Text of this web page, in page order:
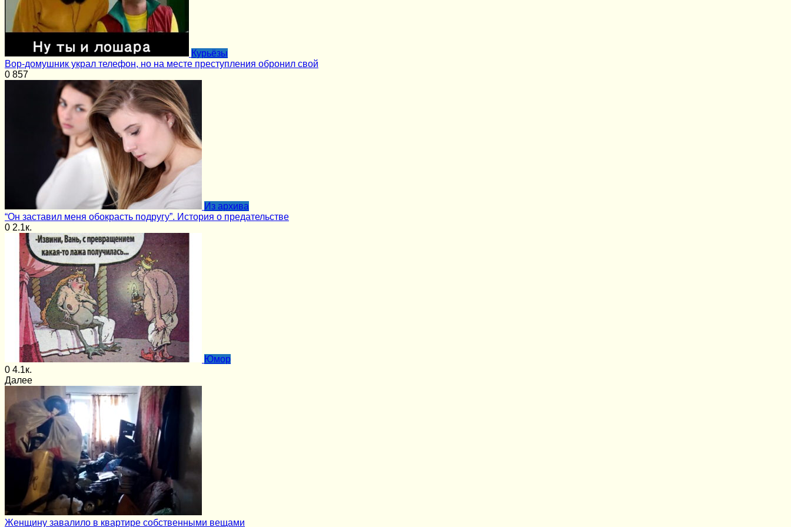
Курьёзы
Вор-домушник украл телефон, но на месте преступления обронил свой
0 857
Из архива
“Он заставил меня обокрасть подругу”. История о предательстве
0 2.1к.
Юмор
0 4.1к.
Далее
Женщину завалило в квартире собственными вещами